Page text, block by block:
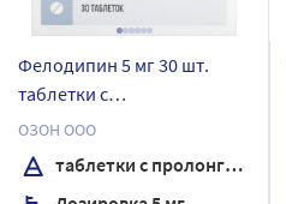
Фелодипин 5 мг 30 шт.
таблетки с
пролонгированным
высвобождением,
покрытые пленочной
ОЗОН ООО
таблетки с пролонгированным высвобождением, покрытые пленочной оболочкой